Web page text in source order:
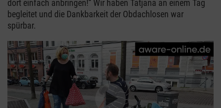
dort einfach anbringen!“ Wir haben Tatjana an einem Tag
begleitet und die Dankbarkeit der Obdachlosen war
spürbar.